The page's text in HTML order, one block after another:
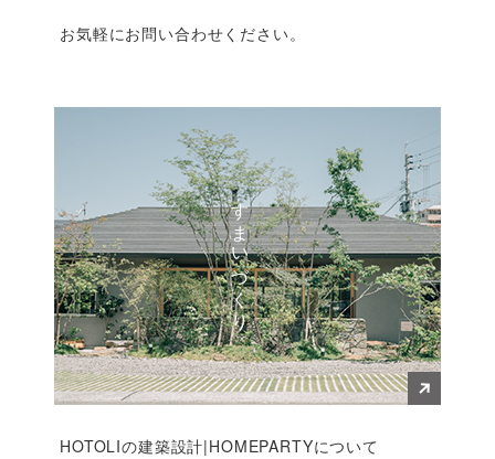
お気軽にお問い合わせください。
すまいづくり
HOTOLIの建築設計|HOMEPARTYについて